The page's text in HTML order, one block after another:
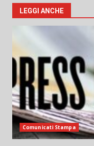
LEGGI ANCHE
Comunicati Stampa